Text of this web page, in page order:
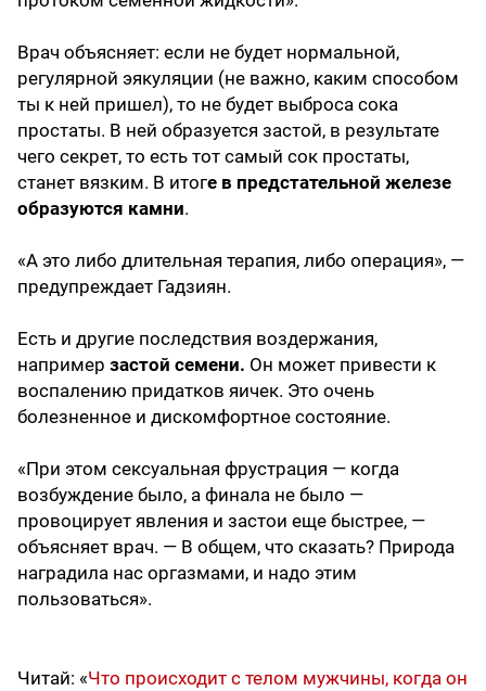
Врач объясняет: если не будет нормальной,
регулярной эякуляции (не важно, каким способом
ты к ней пришел), то не будет выброса сока
простаты. В ней образуется застой, в результате
чего секрет, то есть тот самый сок простаты,
станет вязким. В итоге в предстательной железе
образуются камни.
«А это либо длительная терапия, либо операция», —
предупреждает Гадзиян.
Есть и другие последствия воздержания,
например застой семени. Он может привести к
воспалению придатков яичек. Это очень
болезненное и дискомфортное состояние.
«При этом сексуальная фрустрация — когда
возбуждение было, а финала не было —
провоцирует явления и застои еще быстрее, —
объясняет врач. — В общем, что сказать? Природа
наградила нас оргазмами, и надо этим
пользоваться».
Читай: «Что происходит с телом мужчины, когда он